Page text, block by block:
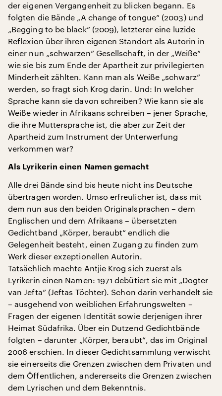
der eigenen Vergangenheit zu blicken begann. Es
folgten die Bände „A change of tongue“ (2003) und
„Begging to be black“ (2009), letzterer eine luzide
Reflexion über ihren eigenen Standort als Autorin in
einer nun „schwarzen“ Gesellschaft, in der „Weiße“
wie sie bis zum Ende der Apartheit zur privilegierten
Minderheit zählten. Kann man als Weiße „schwarz“
werden, so fragt sich Krog darin. Und: In welcher
Sprache kann sie davon schreiben? Wie kann sie als
Weiße wieder in Afrikaans schreiben – jener Sprache,
die ihre Muttersprache ist, die aber zur Zeit der
Apartheid zum Instrument der Unterwerfung
verkommen war?
Als Lyrikerin einen Namen gemacht
Alle drei Bände sind bis heute nicht ins Deutsche
übertragen worden. Umso erfreulicher ist, dass mit
dem nun aus den beiden Originalsprachen – dem
Englischen und dem Afrikaans – übersetzten
Gedichtband „Körper, beraubt“ endlich die
Gelegenheit besteht, einen Zugang zu finden zum
Werk dieser exzeptionellen Autorin.
Tatsächlich machte Antjie Krog sich zuerst als
Lyrikerin einen Namen: 1971 debütiert sie mit „Dogter
van Jefta“ (Jeftas Töchter). Schon darin verhandelt sie
– ausgehend von weiblichen Erfahrungswelten –
Fragen der eigenen Identität sowie derjenigen ihrer
Heimat Südafrika. Über ein Dutzend Gedichtbände
folgten – darunter „Körper, beraubt“, das im Original
2006 erschien. In dieser Gedichtsammlung verwischt
sie einerseits die Grenzen zwischen dem Privaten und
dem Öffentlichen, andererseits die Grenzen zwischen
dem Lyrischen und dem Bekenntnis.